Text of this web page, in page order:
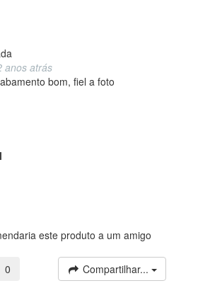
anos atrás
bom, fiel a foto
este produto a um amigo
0 Compartilhar...